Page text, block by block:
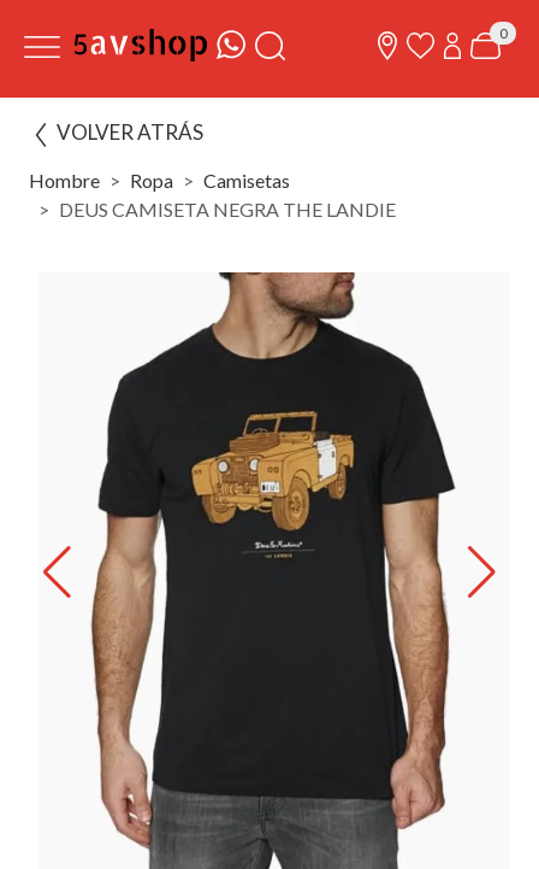
0
VOLVER ATRÁS
Hombre Ropa
Camisetas
DEUS CAMISETA NEGRA THE LANDIE